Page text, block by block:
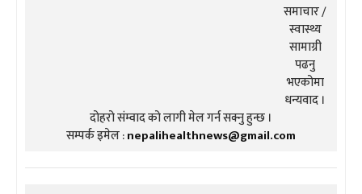
समाचार /
स्वास्थ्य
सामाग्री
पढनु
भएकोमा
धन्यवाद ।
दोहरो संम्वाद को लागी मेल गर्न सक्नु हुन्छ ।
सम्पर्क इमेल :nepalihealthnews@gmail.com